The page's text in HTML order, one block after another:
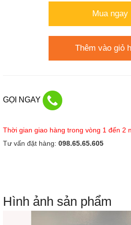
Mua ngay
Thêm vào giỏ
GỌI NGAY
Thời gian giao hàng trong vòng 1 đến 2
Tư vấn đặt hàng: 098.65.65.605
Hình ảnh sản phẩm